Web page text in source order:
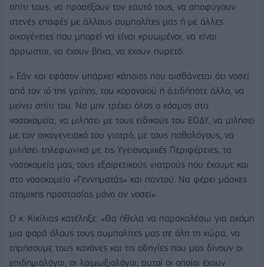
σπίτι τους, να προσέξουν τον εαυτό τους, να αποφύγουν
στενές επαφές με άλλους συμπολίτες μας ή με άλλες
οικογένειες που μπορεί να είναι κρυωμένοι, να είναι
άρρωστοι, να έχουν βήχα, να έχουν πυρετό.
» Εάν και εφόσον υπάρχει κάποιος που αισθάνεται ότι νοσεί
από τον ιό της γρίπης, του κορονοϊού ή ό,τιδήποτε άλλο, να
μείνει σπίτι του. Να μην τρέχει όλος ο κόσμος στα
νοσοκομεία, να μιλήσει με τους ειδικούς του ΕΟΔΥ, να μιλήσει
με τον οικογενειακό του γιατρό, με τους παθολόγους, να
μιλήσει τηλεφωνικά με τις Υγειονομικές Περιφέρειες, τα
νοσοκομεία μας, τους εξαιρετικούς γιατρούς που έχουμε και
στο νοσοκομείο «Γεννηματάς» και παντού. Να φέρει μάσκες
ατομικής προστασίας μόνο αν νοσεί».
Ο κ. Κικίλιας κατέληξε: «Θα ήθελα να παρακαλέσω για ακόμη
μια φορά όλους τους συμπολίτες μας σε όλη τη χώρα, να
τηρήσουμε τους κανόνες και τις οδηγίες που μας δίνουν οι
επιδημιολόγοι, οι λοιμωξιολόγοι, αυτοί οι οποίοι έχουν